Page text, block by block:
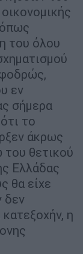
του όλου
εν
σήμερα
το
άκρως
του θετικού
Ελλάδας
θα είχε
δεν
η